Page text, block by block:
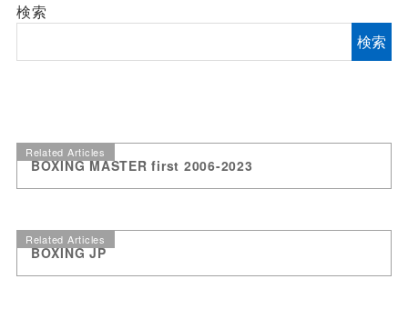
検索
検索
Related Articles
BOXING MASTER first 2006-2023
Related Articles
BOXING JP